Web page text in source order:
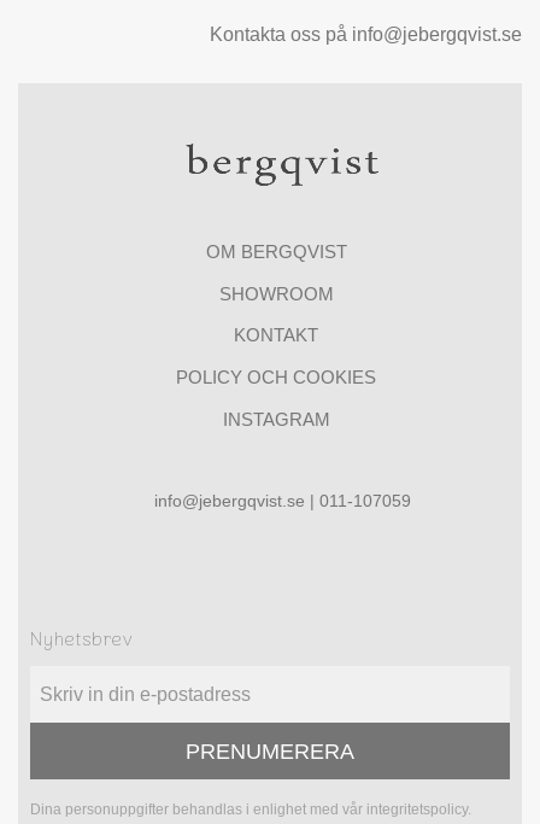
Kontakta oss på info@jebergqvist.se
OM BERGQVIST
SHOWROOM
KONTAKT
POLICY OCH COOKIES
INSTAGRAM
info@jebergqvist.se | 011-107059
Nyhetsbrev
PRENUMERERA
Dina personuppgifter behandlas i enlighet med vår integritetspolicy.